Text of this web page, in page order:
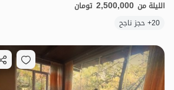
الليلة من 2,500,000 تومان
20+ حجز ناجح